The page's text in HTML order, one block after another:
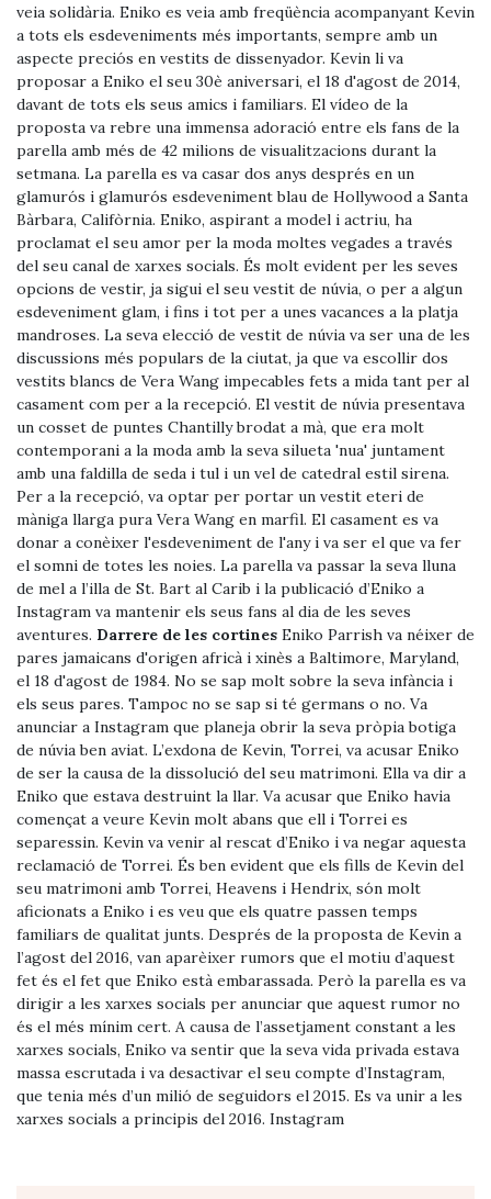
veia solidària. Eniko es veia amb freqüència acompanyant Kevin
a tots els esdeveniments més importants, sempre amb un
aspecte preciós en vestits de dissenyador. Kevin li va
proposar a Eniko el seu 30è aniversari, el 18 d'agost de 2014,
davant de tots els seus amics i familiars. El vídeo de la
proposta va rebre una immensa adoració entre els fans de la
parella amb més de 42 milions de visualitzacions durant la
setmana. La parella es va casar dos anys després en un
glamurós i glamurós esdeveniment blau de Hollywood a Santa
Bàrbara, Califòrnia. Eniko, aspirant a model i actriu, ha
proclamat el seu amor per la moda moltes vegades a través
del seu canal de xarxes socials. És molt evident per les seves
opcions de vestir, ja sigui el seu vestit de núvia, o per a algun
esdeveniment glam, i fins i tot per a unes vacances a la platja
mandroses. La seva elecció de vestit de núvia va ser una de les
discussions més populars de la ciutat, ja que va escollir dos
vestits blancs de Vera Wang impecables fets a mida tant per al
casament com per a la recepció. El vestit de núvia presentava
un cosset de puntes Chantilly brodat a mà, que era molt
contemporani a la moda amb la seva silueta 'nua' juntament
amb una faldilla de seda i tul i un vel de catedral estil sirena.
Per a la recepció, va optar per portar un vestit eteri de
màniga llarga pura Vera Wang en marfil. El casament es va
donar a conèixer l'esdeveniment de l'any i va ser el que va fer
el somni de totes les noies. La parella va passar la seva lluna
de mel a l’illa de St. Bart al Carib i la publicació d’Eniko a
Instagram va mantenir els seus fans al dia de les seves
aventures. Darrere de les cortines Eniko Parrish va néixer de
pares jamaicans d'origen africà i xinès a Baltimore, Maryland,
el 18 d'agost de 1984. No se sap molt sobre la seva infància i
els seus pares. Tampoc no se sap si té germans o no. Va
anunciar a Instagram que planeja obrir la seva pròpia botiga
de núvia ben aviat. L’exdona de Kevin, Torrei, va acusar Eniko
de ser la causa de la dissolució del seu matrimoni. Ella va dir a
Eniko que estava destruint la llar. Va acusar que Eniko havia
començat a veure Kevin molt abans que ell i Torrei es
separessin. Kevin va venir al rescat d’Eniko i va negar aquesta
reclamació de Torrei. És ben evident que els fills de Kevin del
seu matrimoni amb Torrei, Heavens i Hendrix, són molt
aficionats a Eniko i es veu que els quatre passen temps
familiars de qualitat junts. Després de la proposta de Kevin a
l’agost del 2016, van aparèixer rumors que el motiu d’aquest
fet és el fet que Eniko està embarassada. Però la parella es va
dirigir a les xarxes socials per anunciar que aquest rumor no
és el més mínim cert. A causa de l’assetjament constant a les
xarxes socials, Eniko va sentir que la seva vida privada estava
massa escrutada i va desactivar el seu compte d’Instagram,
que tenia més d’un milió de seguidors el 2015. Es va unir a les
xarxes socials a principis del 2016. Instagram